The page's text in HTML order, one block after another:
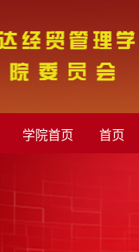
学院首页 首页